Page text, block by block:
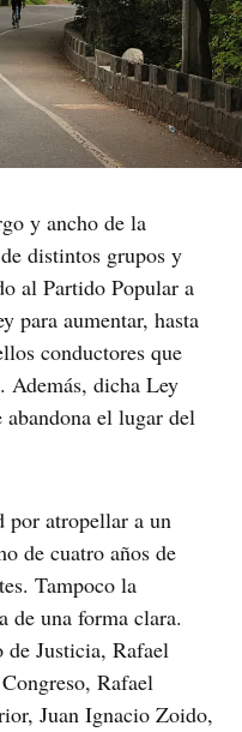
y ancho de la
distintos grupos y
al Partido Popular a
para aumentar, hasta
conductores que
Además, dicha Ley
el lugar del
por atropellar a un
de cuatro años de
Tampoco la
de una forma clara.
Justicia, Rafael
Rafael
Juan Ignacio Zoido,